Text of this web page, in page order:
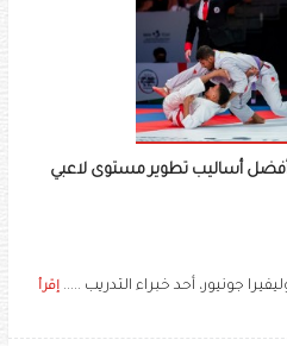
أفضل أساليب تطوير مستوى لاعبي
جونيور، أحد خبراء التدريب ..... إقرأ